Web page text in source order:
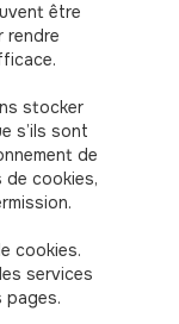
être
rendre
stocker
s’ils sont
de
cookies,
cookies.
services
pages.